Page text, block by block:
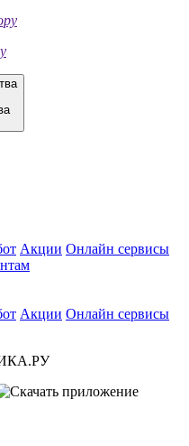
Акции Онлайн сервисы
Акции Онлайн сервисы